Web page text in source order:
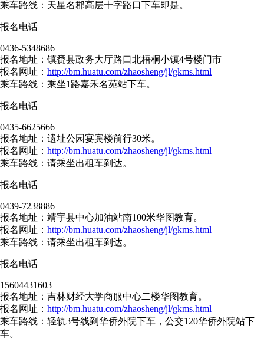
乘车路线：天星名郡高层十字路口下车即是。
报名电话
0436-5348686
报名地址：镇赉县政务大厅路口北梧桐小镇4号楼门市
报名网址： http://bm.huatu.com/zhaosheng/jl/gkms.html
乘车路线：乘坐1路嘉禾名苑站下车。
报名电话
0435-6625666
报名地址：遗址公园宴宾楼前行30米。
报名网址： http://bm.huatu.com/zhaosheng/jl/gkms.html
乘车路线：请乘坐出租车到达。
报名电话
0439-7238886
报名地址：靖宇县中心加油站南100米华图教育。
报名网址： http://bm.huatu.com/zhaosheng/jl/gkms.html
乘车路线：请乘坐出租车到达。
报名电话
15604431603
报名地址：吉林财经大学商服中心二楼华图教育。
报名网址： http://bm.huatu.com/zhaosheng/jl/gkms.html
乘车路线：轻轨3号线到华侨外院下车，公交120华侨外院站下
车。